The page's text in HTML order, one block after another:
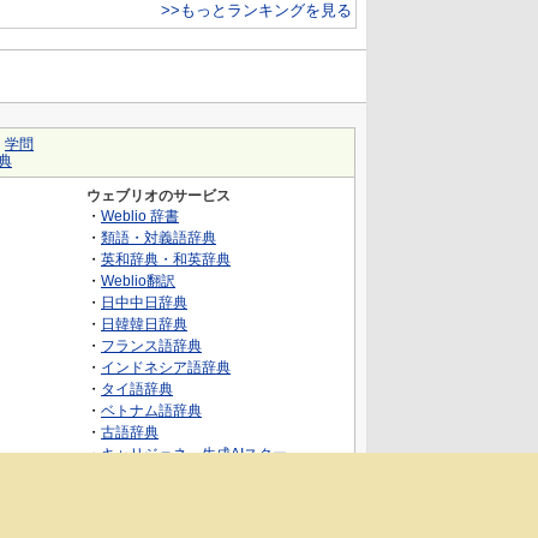
>>もっとランキングを見る
学問
ウェブリオのサービス
・ Weblio 辞書
・ 類語・対義語辞典
・ 英和辞典・和英辞典
・ Weblio翻訳
・ 日中中日辞典
・ 日韓韓日辞典
・ フランス語辞典
・ インドネシア語辞典
・ タイ語辞典
・ ベトナム語辞典
・ 古語辞典
・キャリジェネ～生成AIスクー